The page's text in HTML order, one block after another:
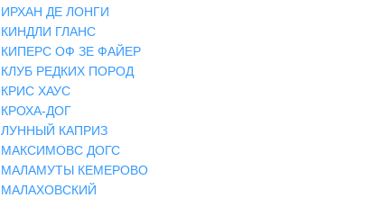
ИРХАН ДЕ ЛОНГИ
КИНДЛИ ГЛАНС
КИПЕРС ОФ ЗЕ ФАЙЕР
КЛУБ РЕДКИХ ПОРОД
КРИС ХАУС
КРОХА-ДОГ
ЛУННЫЙ КАПРИЗ
МАКСИМОВС ДОГС
МАЛАМУТЫ КЕМЕРОВО
МАЛАХОВСКИЙ